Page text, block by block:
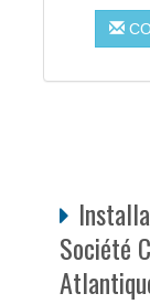
Société